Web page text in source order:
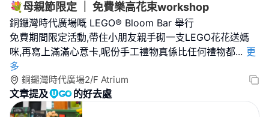
💐母親節限定 ｜ 免費樂高花束workshop
銅鑼灣時代廣場嘅 LEGO® Bloom Bar 舉行
免費期間限定活動,帶住小朋友親手砌一支LEGO花花送媽
咪,再寫上滿滿心意卡,呢份手工禮物真係比任何禮物都... 更
多
銅鑼灣時代廣場2/F Atrium
文章提及 的好去處